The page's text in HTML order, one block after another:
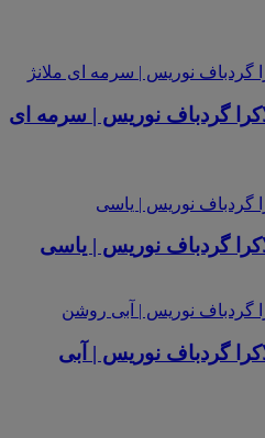
تریکو جودون 1/28 لاکرا گردباف نوریس | سرمه ای
تریکو جودون 1/28 لاکرا گردباف نوریس | آبی